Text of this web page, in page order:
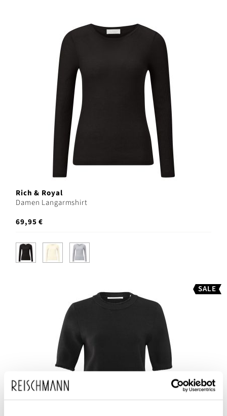
Rich & Royal
Damen Langarmshirt
69,95 €
SALE